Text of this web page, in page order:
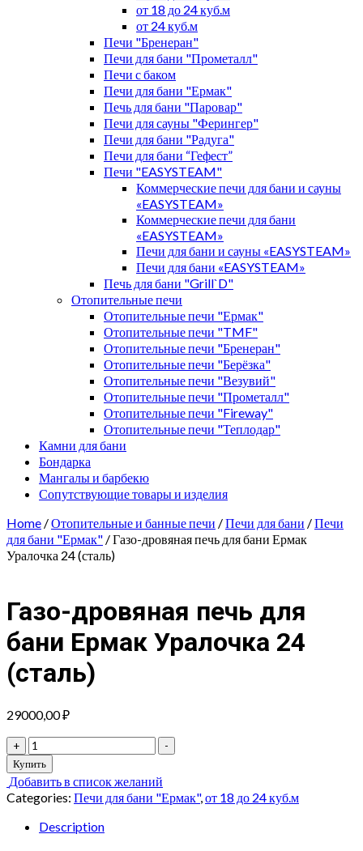
от 18 до 24 куб.м
от 24 куб.м
Печи "Бренеран"
Печи для бани "Прометалл"
Печи с баком
Печи для бани "Ермак"
Печь для бани "Паровар"
Печи для сауны "Ферингер"
Печи для бани "Радуга"
Печи для бани “Гефест”
Печи "EASYSTEAM"
Коммерческие печи для бани и сауны
«EASYSTEAM»
Коммерческие печи для бани
«EASYSTEAM»
Печи для бани и сауны «EASYSTEAM»
Печи для бани «EASYSTEAM»
Печь для бани "Grill`D"
Отопительные печи
Отопительные печи "Ермак"
Отопительные печи "TMF"
Отопительные печи "Бренеран"
Отопительные печи "Берёзка"
Отопительные печи "Везувий"
Отопительные печи "Прометалл"
Отопительные печи "Fireway"
Отопительные печи "Теплодар"
Камни для бани
Бондарка
Мангалы и барбекю
Сопутствующие товары и изделия
Home /Отопительные и банные печи /Печи для бани /Печи
для бани "Ермак" / Газо-дровяная печь для бани Ермак
Уралочка 24 (сталь)
Газо-дровяная печь для
бани Ермак Уралочка 24
(сталь)
29000,00₽
+
Газо-
дровяная
печь
для
бани
Ермак
-
Купить
Добавить в список желаний
Categories: Печи для бани "Ермак", от 18 до 24 куб.м
Description